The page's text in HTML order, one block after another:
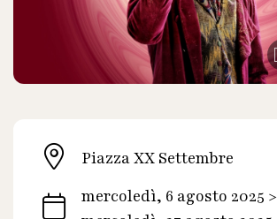
Piazza XX Settembre
mercoledì, 6 agosto 2025 >